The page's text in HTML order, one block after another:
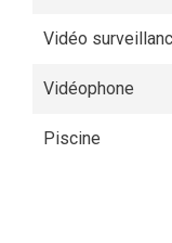
Vidéo
Vidéophone
Piscine